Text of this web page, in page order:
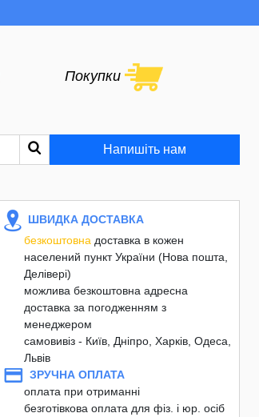
Покупки
Напишіть нам
ШВИДКА ДОСТАВКА
безкоштовна доставка в кожен
населений пункт України (Нова пошта,
Делівері)
можлива безкоштовна адресна
доставка за погодженням з
менеджером
самовивіз - Київ, Дніпро, Харків, Одеса,
Львів
ЗРУЧНА ОПЛАТА
оплата при отриманні
безготівкова оплата для фіз. і юр. осіб